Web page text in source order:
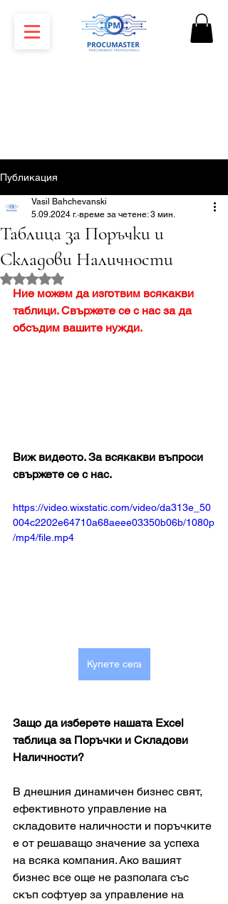
Публикация
Таблица за Поръчки и
Складови Наличности
Vasil Bahchevanski
5.09.2024 г. време за четене: 3 мин.
Оценено с NaN от 5 звезди.
Ние можем да изготвим всякакви
таблици. Свържете се с нас за да
обсъдим вашите нужди.
Виж видеото. За всякакви въпроси
свържете се с нас.
https://video.wixstatic.com/video/da313e_50
004c2202e64710a68aeee03350b06b/1080p
/mp4/file.mp4
Купете сега
Защо да изберете нашата Excel
таблица за Поръчки и Складови
Наличности?
В днешния динамичен бизнес свят,
ефективното управление на
складовите наличности и поръчките
е от решаващо значение за успеха
на всяка компания. Ако вашият
бизнес все още не разполага със
скъп софтуер за управление на